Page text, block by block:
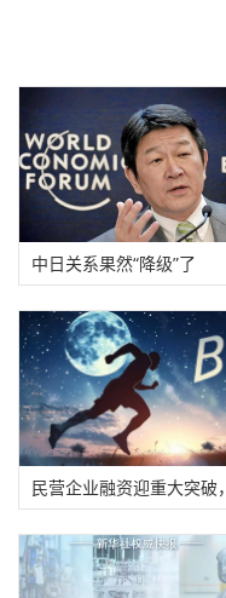
中日关系果然“降级”了
民营企业融资迎重大突破，
新增上市公司